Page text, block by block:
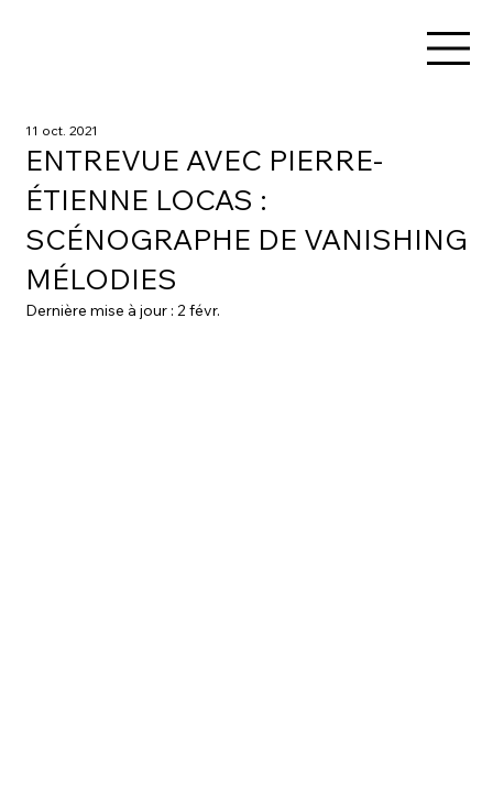
ENTREVUE AVEC PIERRE-
ÉTIENNE LOCAS :
SCÉNOGRAPHE DE VANISHING
MÉLODIES
11 oct. 2021
Dernière mise à jour : 2 févr.